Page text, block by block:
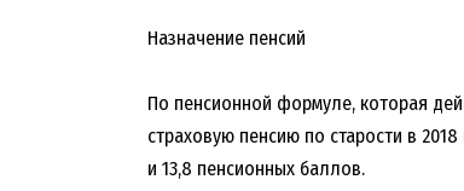
Назначение пенсий
По пенсионной формуле, которая
страховую пенсию по старости в
и 13,8 пенсионных баллов.